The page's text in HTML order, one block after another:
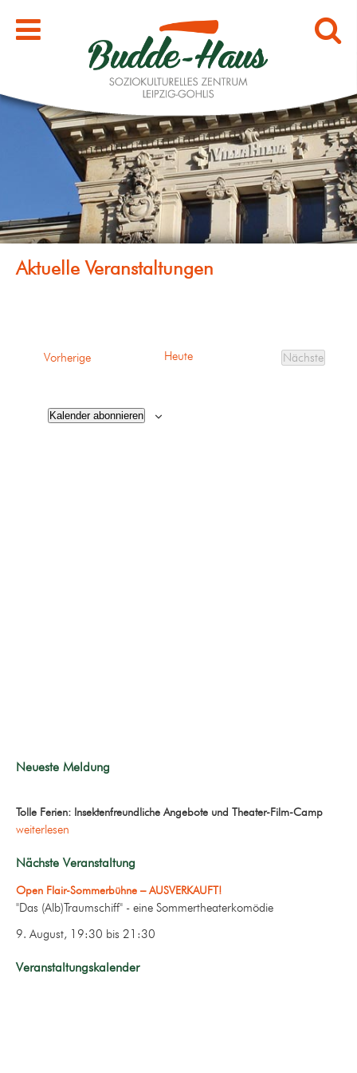
VorherigeVeranstaltungenHeute
Nächste
Kalender abonnieren
Neueste Meldung
Tolle Ferien: Insektenfreundliche Angebote und Theater-Film-Camp
weiterlesen
Nächste Veranstaltung
Open Flair-Sommerbühne – AUSVERKAUFT!
"Das (Alb)Traumschiff" - eine Sommertheaterkomödie
9. August, 19:30 bis 21:30
Veranstaltungskalender